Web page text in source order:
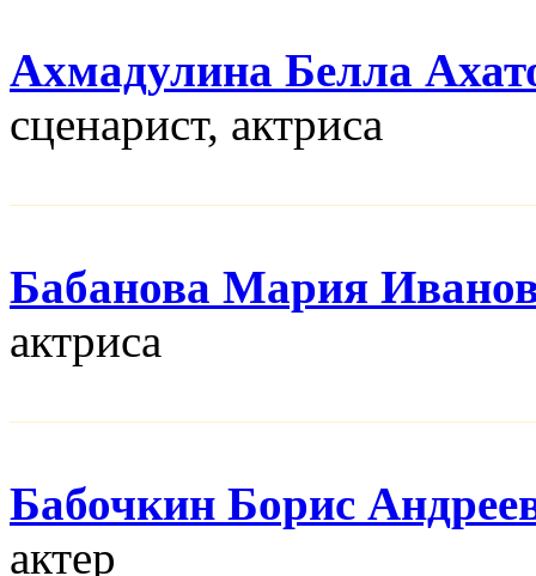
Ахмадулина Белла
сценарист, актриса
Бабанова Мария
актриса
Бабочкин Борис
актер